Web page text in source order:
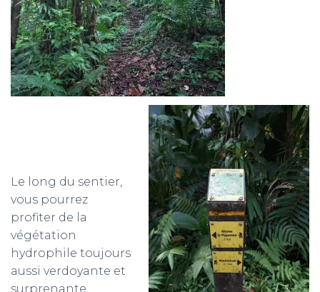
Le long du sentier,
vous pourrez
profiter de la
végétation
hydrophile toujours
aussi verdoyante et
surprenante.